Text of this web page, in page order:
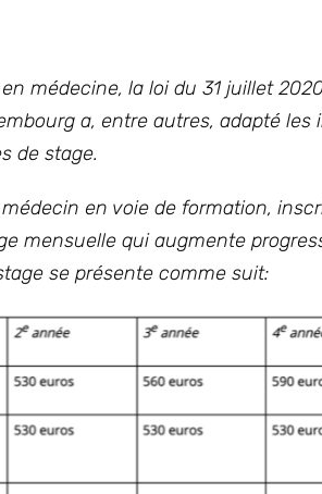
médecine, la loi du 31 juillet
a, entre autres, adapté
de stage.
en voie de formation,
mensuelle qui augmente
se présente comme suit: